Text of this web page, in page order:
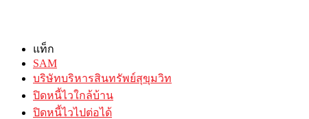
แท็ก
SAM
บริษัทบริหารสินทรัพย์สุขุมวิท
ปิดหนี้ไวใกล้บ้าน
ปิดหนี้ไวไปต่อได้